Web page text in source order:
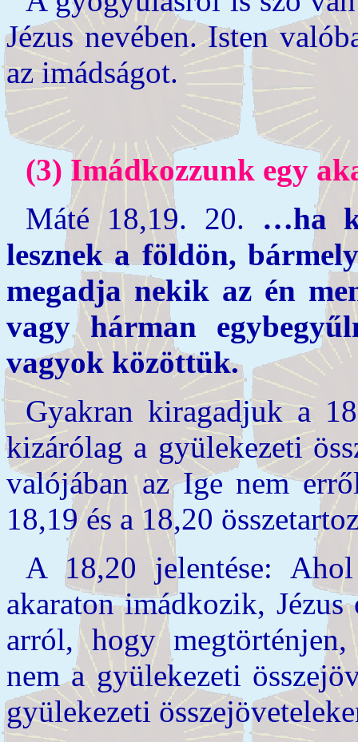
Jézus nevében. Isten
az imádságot.
(3) Imádkozzunk egy
Máté 18,19. 20. …ha
lesznek a földön,
megadja nekik az én
vagy hárman
vagyok közöttük.
Gyakran kiragadjuk a
kizárólag a gyülekezeti
valójában az Ige nem
18,19 és a 18,20
A 18,20 jelentése:
akaraton imádkozik,
arról, hogy
nem a gyülekezeti
gyülekezeti